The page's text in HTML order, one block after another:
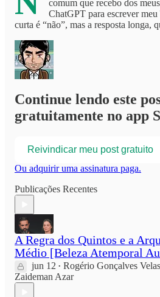
comum que recebo dos
ChatGPT para escrever
curta é “não”, mas a resposta longa,
Continue lendo este
gratuitamente no app
Reivindicar meu post gratuito
Ou adquirir uma assinatura paga.
Publicações Recentes
A Regra dos Quintos e a
Médio [Beleza Atemporal
jun 12 • Rogério Gonçalves
Zaideman Azar